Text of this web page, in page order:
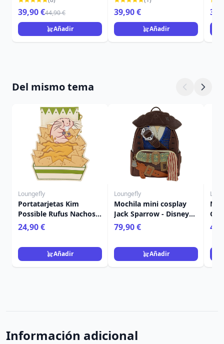
TRADITIONS
39,90 €44,90 €
Añadir
39,90 €
Añadir
Del mismo tema
Loungefly
Portatarjetas Kim
Possible Rufus Nachos -
Disney Loungefly
24,90 €
Añadir
Loungefly
Mochila mini cosplay
Jack Sparrow - Disney
Loungefly Piratas del
Caribe
79,90 €
Añadir
Información adicional